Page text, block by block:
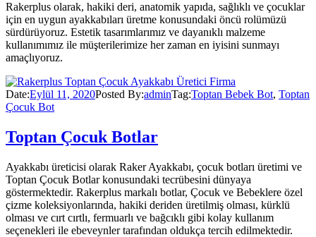
Rakerplus olarak, hakiki deri, anatomik yapıda, sağlıklı ve çocuklar
için en uygun ayakkabıları üretme konusundaki öncü rolümüzü
sürdürüyoruz. Estetik tasarımlarımız ve dayanıklı malzeme
kullanımımız ile müşterilerimize her zaman en iyisini sunmayı
amaçlıyoruz.
Date:Eylül 11, 2020Posted By:adminTag:Toptan Bebek Bot, Toptan
Çocuk Bot
Toptan Çocuk Botlar
Ayakkabı üreticisi olarak Raker Ayakkabı, çocuk botları üretimi ve
Toptan Çocuk Botlar konusundaki tecrübesini dünyaya
göstermektedir. Rakerplus markalı botlar, Çocuk ve Bebeklere özel
çizme koleksiyonlarında, hakiki deriden üretilmiş olması, kürklü
olması ve cırt cırtlı, fermuarlı ve bağcıklı gibi kolay kullanım
seçenekleri ile ebeveynler tarafından oldukça tercih edilmektedir.